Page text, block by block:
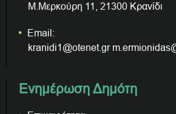
Μ.Μερκούρη 11, 21300 Κρανίδι
Email:
kranidi1@otenet.gr
Ενημέρωση Δημότη